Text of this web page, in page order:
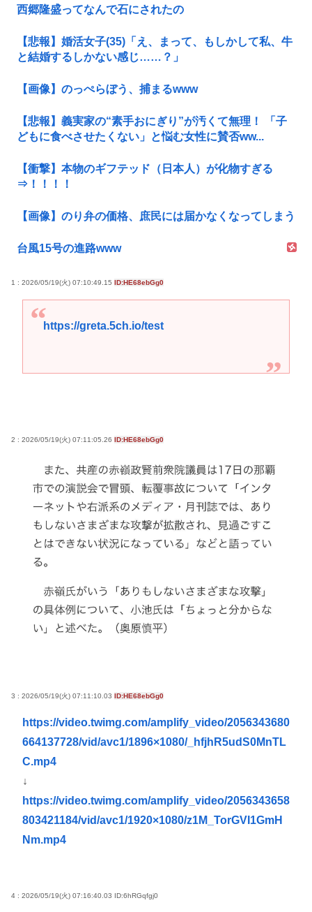
西郷隆盛ってなんで石にされたの
【悲報】婚活女子(35)「え、まって、もしかして私、牛
と結婚するしかない感じ……？」
【画像】のっぺらぼう、捕まるwww
【悲報】義実家の“素手おにぎり”が汚くて無理！ 「子
どもに食べさせたくない」と悩む女性に賛否ww...
【衝撃】本物のギフテッド（日本人）が化物すぎる
⇒！！！！
【画像】のり弁の価格、庶民には届かなくなってしまう
台風15号の進路www
1 : 2026/05/19(火) 07:10:49.15 ID:HE68ebGg0
https://greta.5ch.io/test
2 : 2026/05/19(火) 07:11:05.26 ID:HE68ebGg0
3 : 2026/05/19(火) 07:11:10.03 ID:HE68ebGg0
https://video.twimg.com/amplify_video/2056343680
664137728/vid/avc1/1896×1080/_hfjhR5udS0MnTL
C.mp4
↓
https://video.twimg.com/amplify_video/2056343658
803421184/vid/avc1/1920×1080/z1M_TorGVI1GmH
Nm.mp4
4 : 2026/05/19(火) 07:16:40.03 ID:6hRGqfgj0